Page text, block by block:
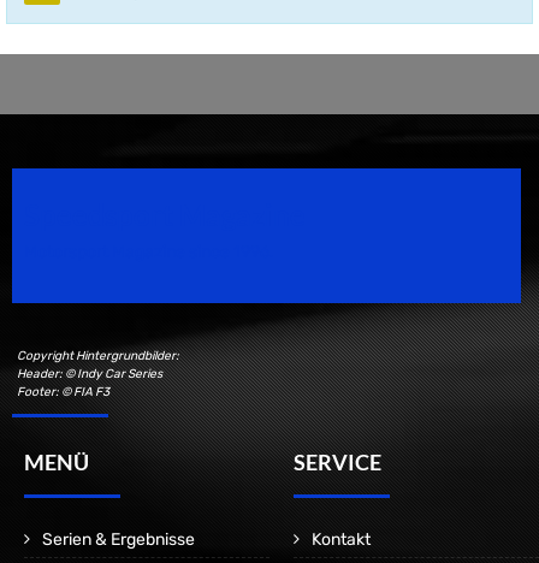
Copyright Hintergrundbilder:
Header: © Indy Car Series
Footer: © FIA F3
MENÜ
Serien & Ergebnisse
SERVICE
Kontakt